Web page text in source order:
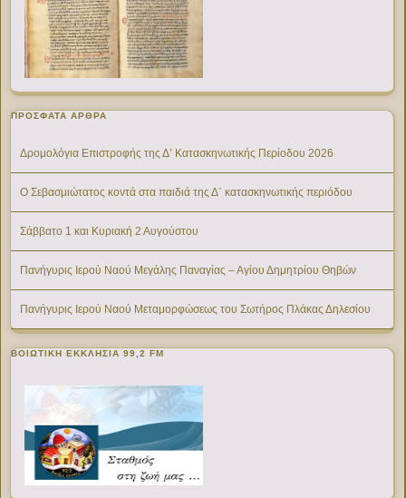
ΠΡΌΣΦΑΤΑ ΆΡΘΡΑ
Δρομολόγια Επιστροφής της Δ’ Κατασκηνωτικής Περίοδου 2026
Ο Σεβασμιώτατος κοντά στα παιδιά της Δ΄ κατασκηνωτικής περιόδου
Σάββατο 1 και Κυριακή 2 Αυγούστου
Πανήγυρις Ιερού Ναού Μεγάλης Παναγίας – Αγίου Δημητρίου Θηβών
Πανήγυρις Ιερού Ναού Μεταμορφώσεως του Σωτήρος Πλάκας Δηλεσίου
ΒΟΙΩΤΙΚΉ ΕΚΚΛΗΣΊΑ 99,2 FM